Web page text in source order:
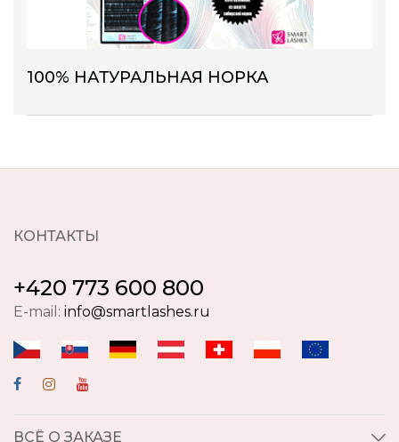
100% НАТУРАЛЬНАЯ НОРКА
КОНТАКТЫ
+420 773 600 800
E-mail: info@smartlashes.ru
ВСЁ О ЗАКАЗЕ